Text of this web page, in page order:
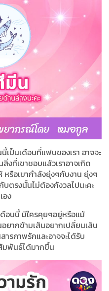
ป็นเดือนที่แฟนของเรา อาจจะ
งที่เขาชอบแล้วเราอาจเกิด
หรือเขากำลังยุ่งๆกับงาน ยุ่งๆ
ตรงนั้นไม่ต้องกังวลไปนะคะ
อง
อนนี้ มีใครคุยๆอยู่หรือแม้
ยากข้ามเส้นอยากเปลี่ยนเส้น
รภาพรักและอาจจะได้รับ
มพันธ์ได้มากขึ้น